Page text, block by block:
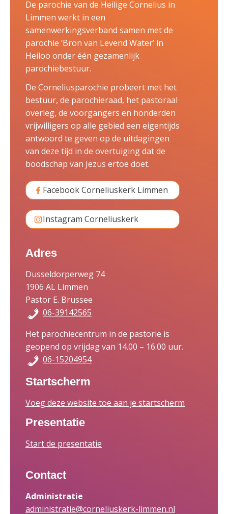
De parochie van de Heilige Cornelius in
Limmen werkt in een
samenwerkingsverband samen met de
parochie ‘Bron van Levend Water’ in
Heiloo onder één gezamenlijk
parochiebestuur.
De Corneliusparochie probeert met het
bestuur, de parochieraad, het pastoraal
overleg, de voorgangers en honderden
vrijwilligers op alle gebied een eigentijds
antwoord te geven op de uitdagingen
van deze tijd in de overtuiging dat de
boodschap van Jezus ertoe doet.
Facebook Corneliuskerk Limmen
Instagram Corneliuskerk
Adres
Dusseldorperweg 74
1906 AL Limmen
Pastor E. Brussee
06-39142565
Het parochiecentrum in de pastorie is
geopend op vrijdag van 14.00 – 16.00 uur.
06-15204954
Startscherm
Voeg deze website toe aan je startscherm
Presentatie
Start de presentatie
Contact
Administratie
administratie@corneliuskerk-limmen.nl